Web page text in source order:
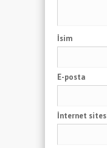
İsim
E-posta
İnternet